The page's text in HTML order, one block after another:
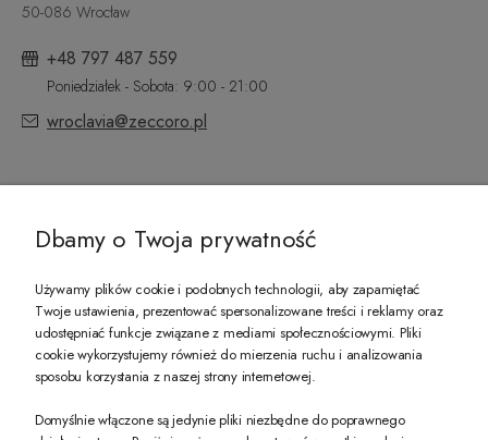
50-086 Wrocław
+48 797 487 559
Poniedziałek - Sobota: 9:00 - 21:00
wroclavia@zeccoro.pl
PREZENT DLA CIEBIE!
-10% na pierwsze zakupy na zeccoro.pl Gdy zapiszesz się do naszego
Dbamy o Twoja prywatność
Używamy plików cookie i podobnych technologii, aby zapamiętać
Twoje ustawienia, prezentować spersonalizowane treści i reklamy oraz
udostępniać funkcje związane z mediami społecznościowymi. Pliki
cookie wykorzystujemy również do mierzenia ruchu i analizowania
sposobu korzystania z naszej strony internetowej.
Domyślnie włączone są jedynie pliki niezbędne do poprawnego